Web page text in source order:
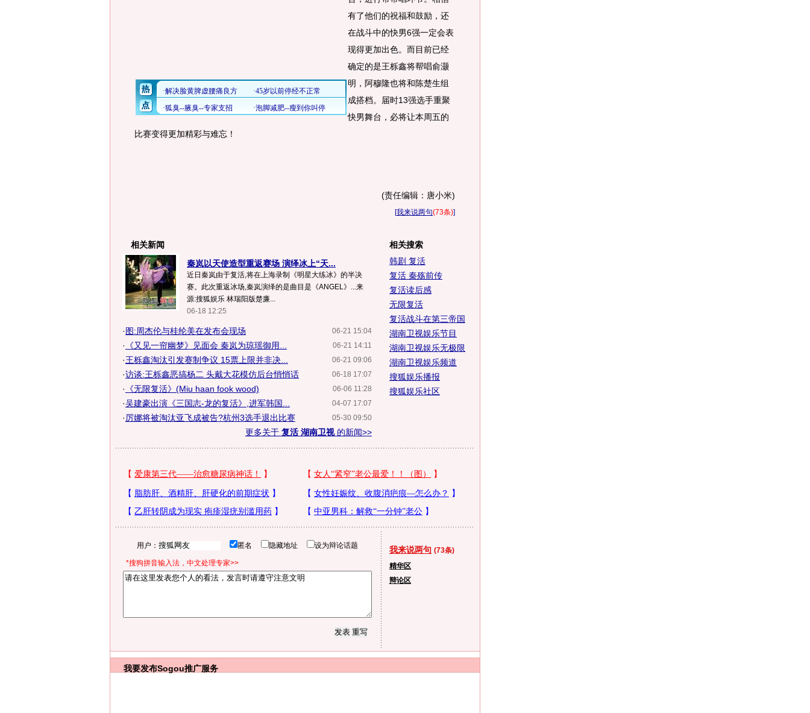
有了他们的祝福和鼓励，还
在战斗中的快男6强一定会表
现得更加出色。而目前已经
确定的是王栎鑫将帮唱俞灏
明，阿穆隆也将和陈楚生组
成搭档。届时13强选手重聚
快男舞台，必将让本周五的
比赛变得更加精彩与难忘！
(责任编辑：唐小米)
[我来说两句(73条)]
相关新闻
秦岚以天使造型重返赛场 演绎冰上“天...
近日秦岚由于复活,将在上海录制《明星大练冰》的半决
赛。此次重返冰场,秦岚演绎的是曲目是《ANGEL》...来
源:搜狐娱乐 林瑞阳版楚廉...
06-18 12:25
06-21 15:04
·图:周杰伦与桂纶美在发布会现场
06-21 14:11
· 《又见一帘幽梦》见面会 秦岚为琼瑶御用...
06-21 09:06
·王栎鑫淘汰引发赛制争议 15票上限并非决...
06-18 17:07
·访谈:王栎鑫恶搞杨二 头戴大花模仿后台悄悄话
06-06 11:28
· 《无限复活》(Miu haan fook wood)
04-07 17:07
·吴建豪出演《三国志-龙的复活》,进军韩国...
05-30 09:50
· 厉娜将被淘汰亚飞成被告?杭州3选手退出比赛
更多关于 复活 湖南卫视的新闻>>
相关搜索
韩剧 复活
复活 秦殇前传
复活读后感
无限复活
复活战斗在第三帝国
湖南卫视娱乐节目
湖南卫视娱乐无极限
湖南卫视娱乐频道
搜狐娱乐播报
搜狐娱乐社区
用户： 匿名 隐藏地址 设为辩论话题
*搜狗拼音输入法，中文处理专家>>
我来说两句 (73条)
精华区
辩论区
我要发布Sogou推广服务